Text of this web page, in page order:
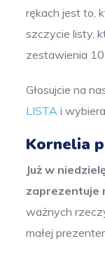
rękach jest to,
szczycie listy,
zestawienia
Głosujcie na
LISTAi
Kornelia
Już w
zaprezentuje
ważnych
małej